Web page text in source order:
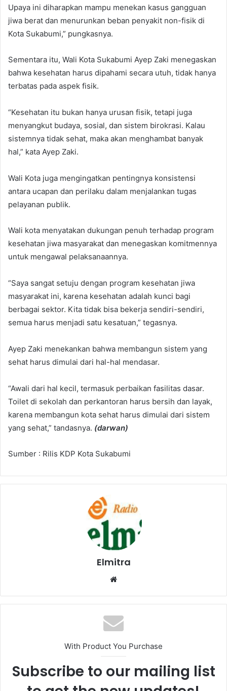
Upaya ini diharapkan mampu menekan kasus gangguan
jiwa berat dan menurunkan beban penyakit non-fisik di
Kota Sukabumi,” pungkasnya.
Sementara itu, Wali Kota Sukabumi Ayep Zaki menegaskan
bahwa kesehatan harus dipahami secara utuh, tidak hanya
terbatas pada aspek fisik.
“Kesehatan itu bukan hanya urusan fisik, tetapi juga
menyangkut budaya, sosial, dan sistem birokrasi. Kalau
sistemnya tidak sehat, maka akan menghambat banyak
hal,” kata Ayep Zaki.
Wali Kota juga mengingatkan pentingnya konsistensi
antara ucapan dan perilaku dalam menjalankan tugas
pelayanan publik.
Wali kota menyatakan dukungan penuh terhadap program
kesehatan jiwa masyarakat dan menegaskan komitmennya
untuk mengawal pelaksanaannya.
“Saya sangat setuju dengan program kesehatan jiwa
masyarakat ini, karena kesehatan adalah kunci bagi
berbagai sektor. Kita tidak bisa bekerja sendiri-sendiri,
semua harus menjadi satu kesatuan,” tegasnya.
Ayep Zaki menekankan bahwa membangun sistem yang
sehat harus dimulai dari hal-hal mendasar.
“Awali dari hal kecil, termasuk perbaikan fasilitas dasar.
Toilet di sekolah dan perkantoran harus bersih dan layak,
karena membangun kota sehat harus dimulai dari sistem
yang sehat,” tandasnya. (darwan)
Sumber : Rilis KDP Kota Sukabumi
Elmitra
Website
With Product You Purchase
Subscribe to our mailing list